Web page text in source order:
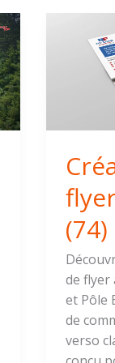
(74)
de flyer
et Pôle
de
verso